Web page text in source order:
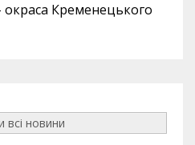
окраса Кременецького
всі новини